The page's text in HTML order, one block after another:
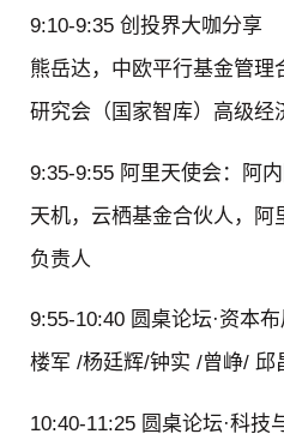
9:10-9:35 创投界大咖分享
熊岳达，中欧平行基金管理
研究会（国家智库）高级经
9:35-9:55 阿里天使会：阿
天机，云栖基金合伙人，阿
负责人
9:55-10:40 圆桌论坛·资本
楼军 /杨廷辉/钟实 /曾峥/ 邱
10:40-11:25 圆桌论坛·科技